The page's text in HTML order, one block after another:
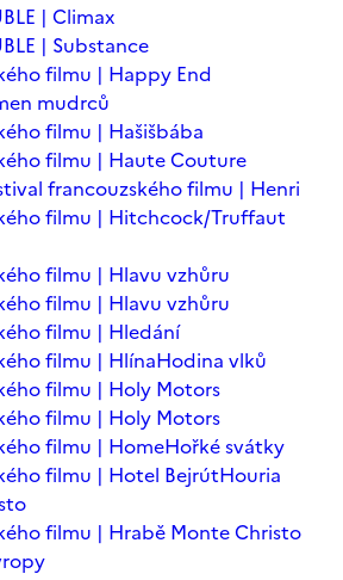
| Climax
| Substance
filmu | Happy End
mudrců
filmu | Hašišbába
filmu | Haute Couture
francouzského filmu | Henri
filmu | Hitchcock/Truffaut
filmu | Hlavu vzhůru
filmu | Hlavu vzhůru
filmu | Hledání
filmu | HlínaHodina vlků
filmu | Holy Motors
filmu | Holy Motors
filmu | HomeHořké svátky
filmu | Hotel BejrútHouria
filmu | Hrabě Monte Christo